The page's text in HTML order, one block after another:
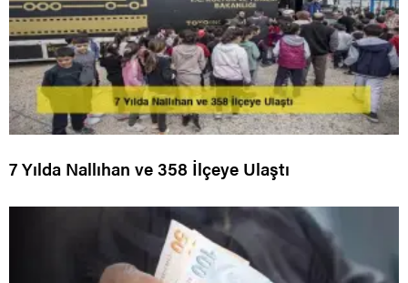
7 Yılda Nallıhan ve 358 İlçeye Ulaştı